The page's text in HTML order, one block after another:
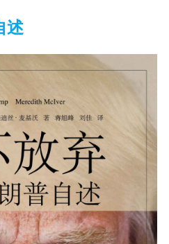
述
第3版 附光盘）十二五”职业教
济的故事 2022-09-22
经济学分册 2022-09-16